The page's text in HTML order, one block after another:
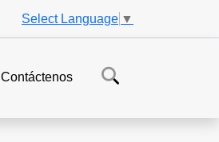
Select Language ▼
Contáctenos